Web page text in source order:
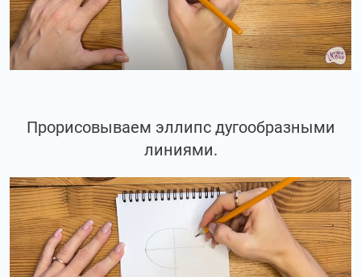
Прорисовываем эллипс дугообразными
линиями.